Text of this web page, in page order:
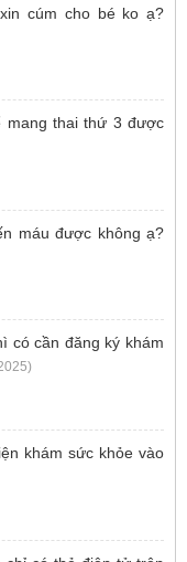
cúm cho bé ko ạ?
mang thai thứ 3 được
máu được không ạ?
có cần đăng ký khám
khám sức khỏe vào